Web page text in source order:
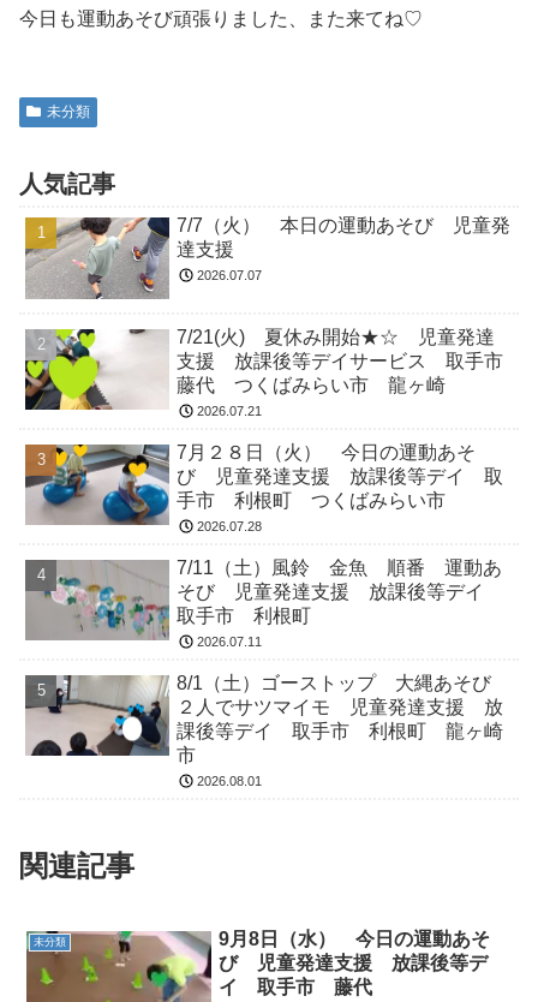
今日も運動あそび頑張りました、また来てね♡
未分類
人気記事
7/7（火） 本日の運動あそび 児童発
達支援
2026.07.07
7/21(火) 夏休み開始★☆ 児童発達
支援 放課後等デイサービス 取手市
藤代 つくばみらい市 龍ヶ崎
2026.07.21
7月２８日（火） 今日の運動あそ
び 児童発達支援 放課後等デイ 取
手市 利根町 つくばみらい市
2026.07.28
7/11（土）風鈴 金魚 順番 運動あ
そび 児童発達支援 放課後等デイ
取手市 利根町
2026.07.11
8/1（土）ゴーストップ 大縄あそび
２人でサツマイモ 児童発達支援 放
課後等デイ 取手市 利根町 龍ヶ崎
市
2026.08.01
関連記事
未分類
9月8日（水） 今日の運動あそ
び 児童発達支援 放課後等デ
イ 取手市 藤代